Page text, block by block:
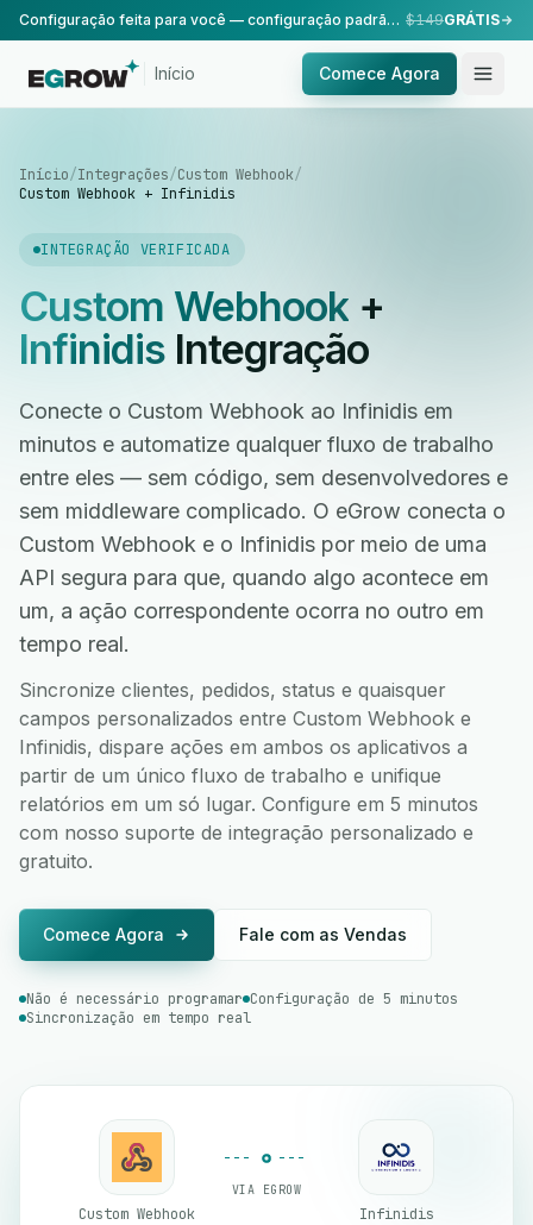
Configuração feita para você — configuração padrão, realizada pela nossa equipe. $149GRÁTIS
Início Comece Agora
Início/Integrações/Custom Webhook/
Custom Webhook + Infinidis
INTEGRAÇÃO VERIFICADA
Custom Webhook+
InfinidisIntegração
Conecte o Custom Webhook ao Infinidis em
minutos e automatize qualquer fluxo de trabalho
entre eles — sem código, sem desenvolvedores e
sem middleware complicado. O eGrow conecta o
Custom Webhook e o Infinidis por meio de uma
API segura para que, quando algo acontece em
um, a ação correspondente ocorra no outro em
tempo real.
Sincronize clientes, pedidos, status e quaisquer
campos personalizados entre Custom Webhook e
Infinidis, dispare ações em ambos os aplicativos a
partir de um único fluxo de trabalho e unifique
relatórios em um só lugar. Configure em 5 minutos
com nosso suporte de integração personalizado e
gratuito.
Comece Agora Fale com as Vendas
Não é necessário programar Configuração de 5 minutos
Sincronização em tempo real
Custom Webhook
VIA EGROW
Infinidis